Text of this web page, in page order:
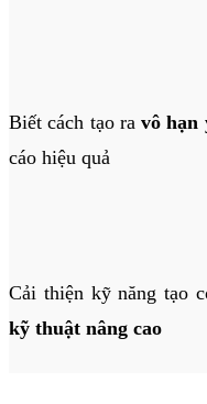
Biết cách tạo ravô hạn
cáo hiệu quả
Cải thiện kỹ năng tạo
kỹ thuật nâng cao